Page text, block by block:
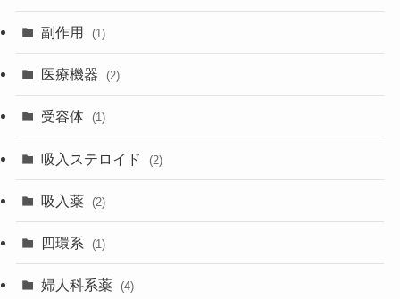
副作用 (1)
医療機器 (2)
受容体 (1)
吸入ステロイド (2)
吸入薬 (2)
四環系 (1)
婦人科系薬 (4)